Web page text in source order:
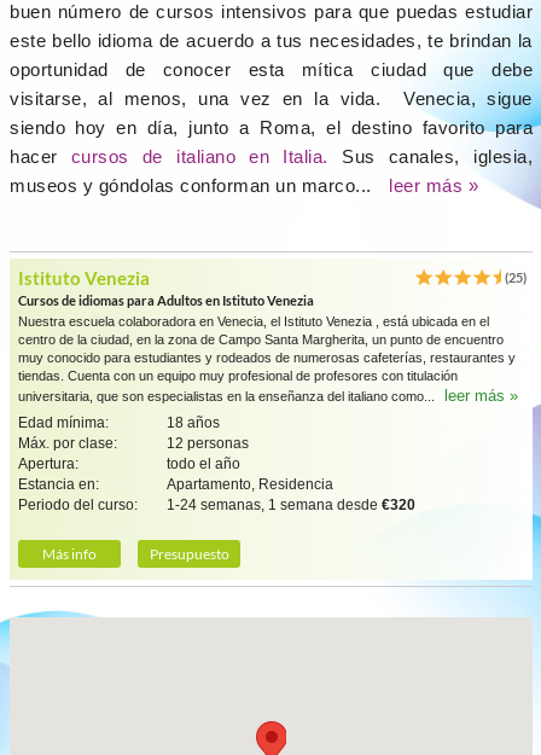
buen número de cursos intensivos para que puedas estudiar
este bello idioma de acuerdo a tus necesidades, te brindan la
oportunidad de conocer esta mítica ciudad que debe
visitarse, al menos, una vez en la vida. Venecia, sigue
siendo hoy en día, junto a Roma, el destino favorito para
hacer cursos de italiano en Italia. Sus canales, iglesia,
museos y góndolas conforman un marco...
leer más »
Istituto Venezia
(25)
Cursos de idiomas para Adultos en Istituto Venezia
Nuestra escuela colaboradora en Venecia, el Istituto Venezia , está ubicada en el
centro de la ciudad, en la zona de Campo Santa Margherita, un punto de encuentro
muy conocido para estudiantes y rodeados de numerosas cafeterías, restaurantes y
tiendas. Cuenta con un equipo muy profesional de profesores con titulación
universitaria, que son especialistas en la enseñanza del italiano como...
leer más »
Edad mínima:
18 años
Máx. por clase:
12 personas
Apertura:
todo el año
Estancia en:
Apartamento, Residencia
Periodo del curso:
1-24 semanas, 1 semana desde €320
Más info Presupuesto